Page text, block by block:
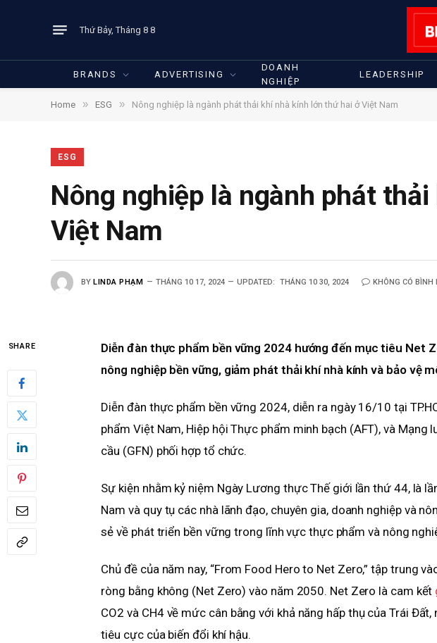
Thứ Bảy, Tháng 8 8
BRANDS ADVERTISING
DOANH
NGHIỆP
LEADERSHIP
Home » ESG » Nông nghiệp là ngành phát thải khí nhà kính lớn thứ hai ở Việt Nam
ESG
Nông nghiệp là ngành phát
Việt Nam
BY LINDA PHẠM THÁNG 10 17, 2024 UPDATED: THÁNG 10 30, 2024 KHÔNG CÓ BÌNH
SHARE
Diễn đàn thực phẩm bền vững 2024 hướng đến mục tiêu Net
nông nghiệp bền vững, giảm phát thải khí nhà kính và bảo vệ
Diễn đàn thực phẩm bền vững 2024, diễn ra ngày 16/10 tại
phẩm Việt Nam, Hiệp hội Thực phẩm minh bạch (AFT), và Mạng
cầu (GFN) phối hợp tổ chức.
Sự kiện nhằm kỷ niệm Ngày Lương thực Thế giới lần thứ 44, là
Nam và quy tụ các nhà lãnh đạo, chuyên gia, doanh nghiệp và
sẻ về phát triển bền vững trong lĩnh vực thực phẩm và nông
Chủ đề của năm nay, “From Food Hero to Net Zero,” tập trung
ròng bằng không (Net Zero) vào năm 2050. Net Zero là cam kết
CO2 và CH4 về mức cân bằng với khả năng hấp thụ của Trái
tiêu cực của biến đổi khí hậu.